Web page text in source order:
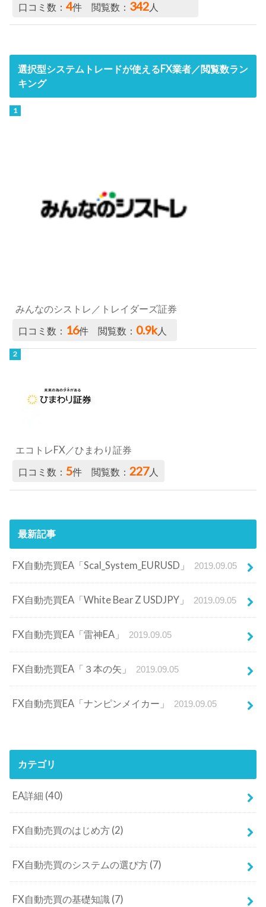
口コミ数：4件 閲覧数： 342 人
選択型システムトレードが使えるFX業者／閲覧数ラン
キング
みんなのシストレ／トレイダーズ証券
口コミ数： 16件 閲覧数： 0.9k人
エコトレFX／ひまわり証券
口コミ数：5件 閲覧数：227人
最新記事
FX自動売買EA「Scal_System_EURUSD」 2019.09.05
FX自動売買EA「White Bear Z USDJPY」 2019.09.05
FX自動売買EA「雷神EA」 2019.09.05
FX自動売買EA「３本の矢」 2019.09.05
FX自動売買EA「ナンピンメイカー」 2019.09.05
カテゴリ
EA詳細 (40)
FX自動売買のはじめ方 (2)
FX自動売買のシステムの選び方 (7)
FX自動売買の基礎知識 (7)